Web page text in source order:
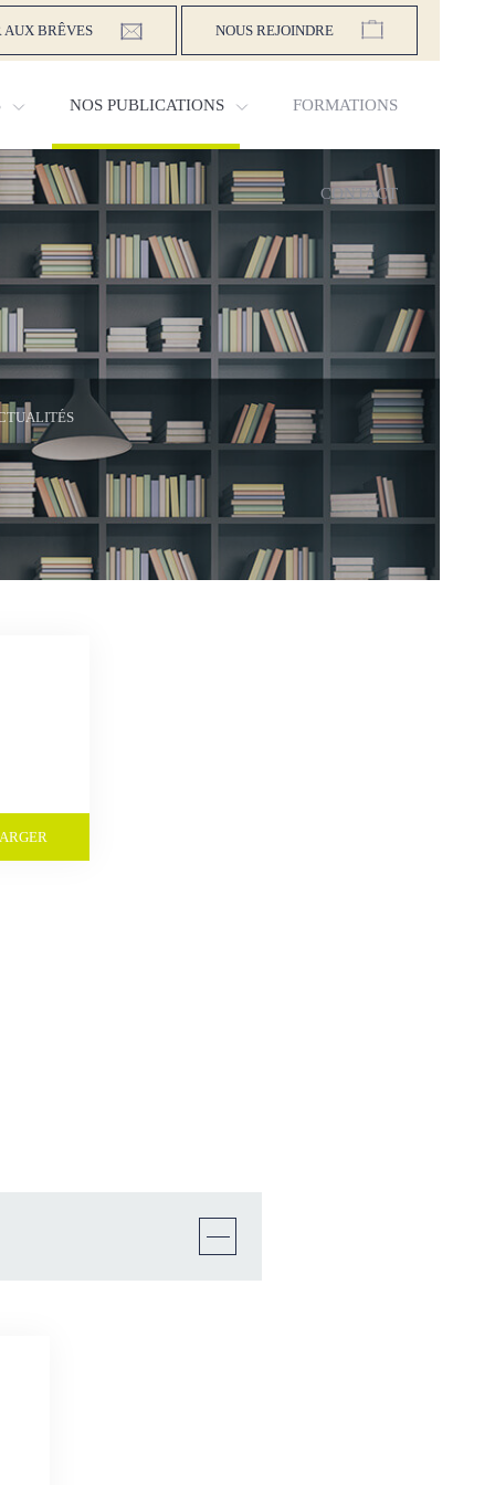
AUX BRÊVES NOUS REJOINDRE
NOS PUBLICATIONS FORMATIONS
CONTACT